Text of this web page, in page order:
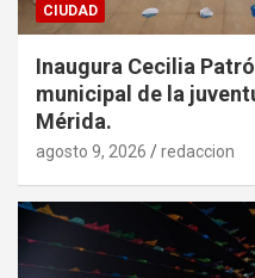
CIUDAD
Inaugura Cecilia
municipal de la
Mérida.
agosto 9, 2026 redaccion